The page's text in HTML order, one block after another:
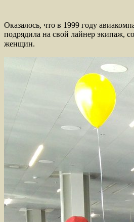
Оказалось, что в 1999 году
подрядила на свой лайнер экипаж,
женщин.